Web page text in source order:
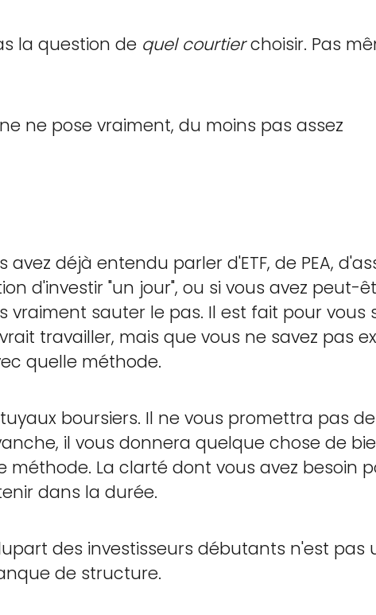
la question de quel courtierchoisir. Pas
ne pose vraiment, du moins pas assez
déjà entendu parler d'ETF, de PEA,
d'investir "un jour", ou si vous avez peut-
sauter le pas. Il est fait pour vous
travailler, mais que vous ne savez pas
quelle méthode.
boursiers. Il ne vous promettra pas
il vous donnera quelque chose de
méthode. La clarté dont vous avez besoin
dans la durée.
des investisseurs débutants n'est pas
de structure.